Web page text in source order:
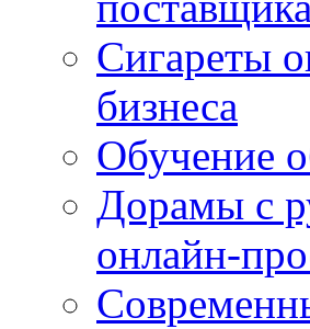
Сигареты
бизнеса
Обучение
Дорамы с
онлайн-